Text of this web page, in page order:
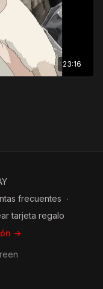
23:16
frecuentes ∙
tarjeta regalo
->